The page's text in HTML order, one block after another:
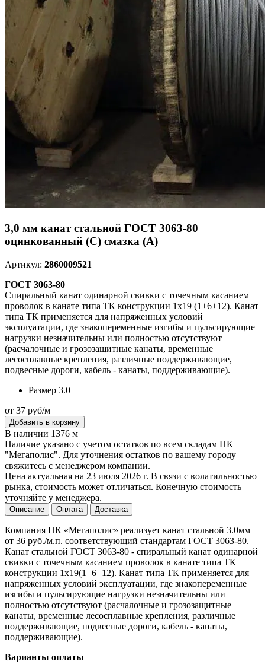
3,0 мм канат стальной ГОСТ 3063-80
оцинкованный (С) смазка (А)
Артикул: 2860009521
ГОСТ 3063-80
Спиральный канат одинарной свивки с точечным касанием
проволок в канате типа ТК конструкции 1x19 (1+6+12). Канат
типа ТК применяется для напряженных условий
эксплуатации, где знакопеременные изгибы и пульсирующие
нагрузки незначительны или полностью отсутствуют
(расчалочные и грозозащитные канаты, временные
лесосплавные крепления, различные поддерживающие,
подвесные дороги, кабель - канаты, поддерживающие).
Размер 3.0
от 37 руб/м
Добавить в корзину
В наличии 1376 м
Наличие указано с учетом остатков по всем складам ПК
"Мегаполис". Для уточнения остатков по вашему городу
свяжитесь с менеджером компании.
Цена актуальная на 23 июля 2026 г. В связи с волатильностью
рынка, стоимость может отличаться. Конечную стоимость
уточняйте у менеджера.
Описание Оплата Доставка
Компания ПК «Мегаполис» реализует канат стальной 3.0мм
от 36 руб./м.п. соответствующий стандартам ГОСТ 3063-80.
Канат стальной ГОСТ 3063-80 - спиральный канат одинарной
свивки с точечным касанием проволок в канате типа ТК
конструкции 1x19(1+6+12). Канат типа ТК применяется для
напряженных условий эксплуатации, где знакопеременные
изгибы и пульсирующие нагрузки незначительны или
полностью отсутствуют (расчалочные и грозозащитные
канаты, временные лесосплавные крепления, различные
поддерживающие, подвесные дороги, кабель - канаты,
поддерживающие).
Варианты оплаты